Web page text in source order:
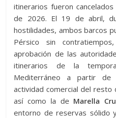
itinerarios fueron
de 2026. El 19 de abril,
hostilidades, ambos barcos
Pérsico sin
aprobación de las
itinerarios de la
Mediterráneo a partir de
actividad comercial del
así como la de Marella
entorno de reservas sólido